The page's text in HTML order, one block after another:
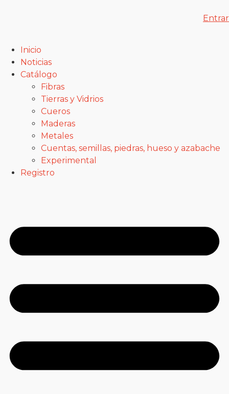
Entrar
Inicio
Noticias
Catálogo
Fibras
Tierras y Vidrios
Cueros
Maderas
Metales
Cuentas, semillas, piedras, hueso y azabache
Experimental
Registro